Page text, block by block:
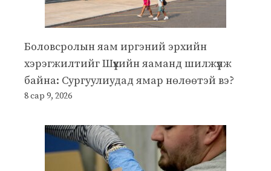
Боловсролын яам иргэний эрхийн
хэрэгжилтийг Шүүхийн яаманд шилжүүлж
байна: Сургуулиудад ямар нөлөөтэй вэ?
8 сар 9, 2026